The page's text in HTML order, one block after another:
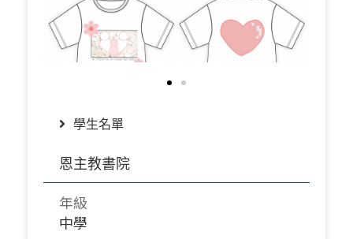
學生名單
恩主教書院
年級
中學